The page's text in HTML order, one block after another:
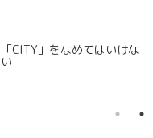
「CITY」をなめてはいけな
い